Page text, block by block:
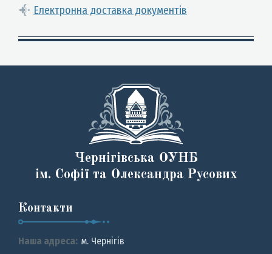
Електронна доставка документів
Чернігівська ОУНБ
ім. Софії та Олександра Русових
Контакти
Наша адреса: м. Чернiгiв